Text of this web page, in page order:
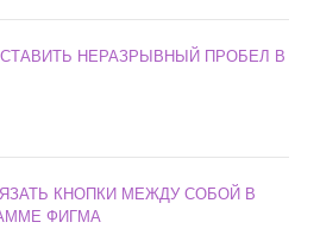
НЕРАЗРЫВНЫЙ ПРОБЕЛ В
КНОПКИ МЕЖДУ СОБОЙ В
ФИГМА